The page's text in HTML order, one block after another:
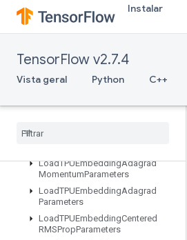
Instalar
TensorFlow v2.7.4
Vista geral Python C++
LSTMBlockCell
LSTMBlockCellGrad
ListDataset
LoadAllTPUEmbeddingParameter
LoadTPUEmbedding
Load
LoadTPUEmbeddingAdagrad
MomentumParameters
LoadTPUEmbeddingAdagrad
Parameters
LoadTPUEmbeddingCentered
RMSPropParameters